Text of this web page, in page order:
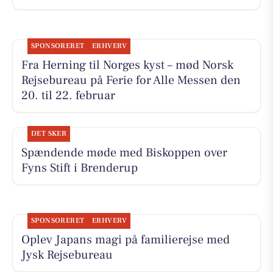
SPONSORERET ERHVERV
Fra Herning til Norges kyst – mød Norsk
Rejsebureau på Ferie for Alle Messen den
20. til 22. februar
DET SKER
Spændende møde med Biskoppen over
Fyns Stift i Brenderup
SPONSORERET ERHVERV
Oplev Japans magi på familierejse med
Jysk Rejsebureau